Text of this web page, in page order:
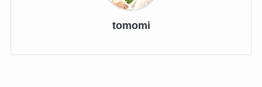
tomomi